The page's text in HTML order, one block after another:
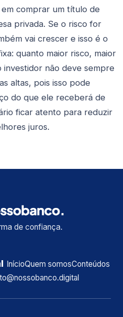
comprar um título de
privada. Se o risco for
vai crescer e isso é o
quanto maior risco, maior
não deve sempre
altas, pois isso pode
do que ele receberá de
ficar atento para reduzir
juros.
de confiança.
InícioQuem somosConteúdos